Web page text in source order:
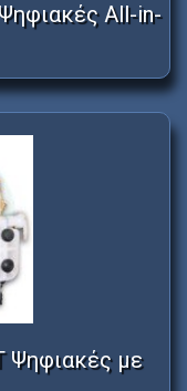
All-in-
Ψηφιακές με